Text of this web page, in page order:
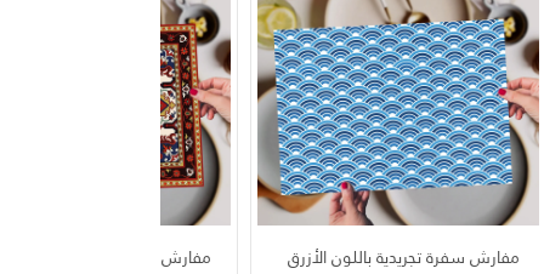
مفارش سفرة تجريدية باللون الأزرق
مفارش طاولة بتصميم سجاد